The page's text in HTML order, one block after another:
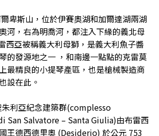
卑斯山，位於伊賽奧湖和加爾達湖兩湖
河，右為明喬河，都注入下緣的義北母
西亞被稱義大利母獅，是義大利魚子醬
的發源地之一 ，和南邊一點點的克雷莫
最精良的小提琴產區，也是槍械製造商
設在此。
利亞紀念建築群(complesso
San Salvatore – Santa Giulia)由布雷西
王德西德里奧 (Desiderio) 於公元 753